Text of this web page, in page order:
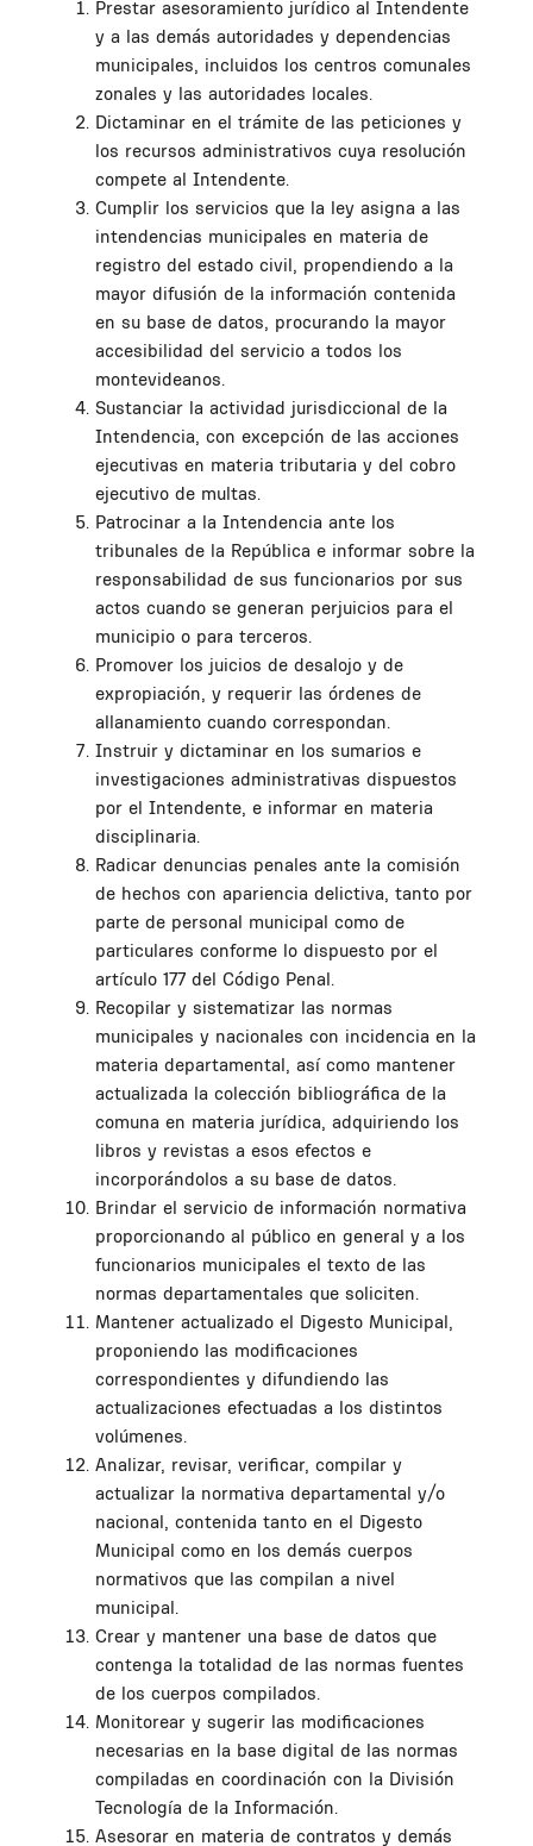
Prestar asesoramiento jurídico al Intendente
y a las demás autoridades y dependencias
municipales, incluidos los centros comunales
zonales y las autoridades locales.
Dictaminar en el trámite de las peticiones y
los recursos administrativos cuya resolución
compete al Intendente.
Cumplir los servicios que la ley asigna a las
intendencias municipales en materia de
registro del estado civil, propendiendo a la
mayor difusión de la información contenida
en su base de datos, procurando la mayor
accesibilidad del servicio a todos los
montevideanos.
Sustanciar la actividad jurisdiccional de la
Intendencia, con excepción de las acciones
ejecutivas en materia tributaria y del cobro
ejecutivo de multas.
Patrocinar a la Intendencia ante los
tribunales de la República e informar sobre la
responsabilidad de sus funcionarios por sus
actos cuando se generan perjuicios para el
municipio o para terceros.
Promover los juicios de desalojo y de
expropiación, y requerir las órdenes de
allanamiento cuando correspondan.
Instruir y dictaminar en los sumarios e
investigaciones administrativas dispuestos
por el Intendente, e informar en materia
disciplinaria.
Radicar denuncias penales ante la comisión
de hechos con apariencia delictiva, tanto por
parte de personal municipal como de
particulares conforme lo dispuesto por el
artículo 177 del Código Penal.
Recopilar y sistematizar las normas
municipales y nacionales con incidencia en la
materia departamental, así como mantener
actualizada la colección bibliográfica de la
comuna en materia jurídica, adquiriendo los
libros y revistas a esos efectos e
incorporándolos a su base de datos.
Brindar el servicio de información normativa
proporcionando al público en general y a los
funcionarios municipales el texto de las
normas departamentales que soliciten.
Mantener actualizado el Digesto Municipal,
proponiendo las modificaciones
correspondientes y difundiendo las
actualizaciones efectuadas a los distintos
volúmenes.
Analizar, revisar, verificar, compilar y
actualizar la normativa departamental y/o
nacional, contenida tanto en el Digesto
Municipal como en los demás cuerpos
normativos que las compilan a nivel
municipal.
Crear y mantener una base de datos que
contenga la totalidad de las normas fuentes
de los cuerpos compilados.
Monitorear y sugerir las modificaciones
necesarias en la base digital de las normas
compiladas en coordinación con la División
Tecnología de la Información.
Asesorar en materia de contratos y demás